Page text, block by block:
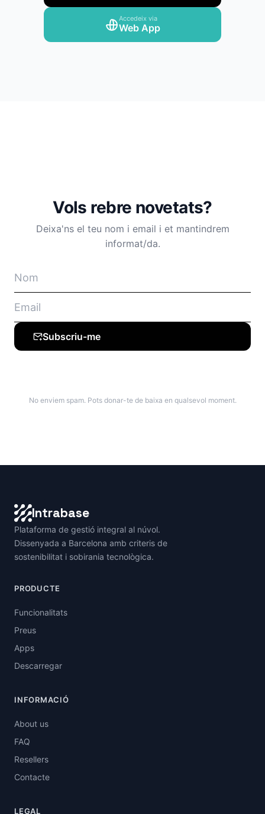
Accedeix via
Web App
Vols rebre novetats?
Deixa'ns el teu nom i email i et mantindrem
informat/da.
Subscriu-me
No enviem spam. Pots donar-te de baixa en qualsevol moment.
Intrabase
Plataforma de gestió integral al núvol.
Dissenyada a Barcelona amb criteris de
sostenibilitat i sobirania tecnològica.
PRODUCTE
Funcionalitats
Preus
Apps
Descarregar
INFORMACIÓ
About us
FAQ
Resellers
Contacte
LEGAL